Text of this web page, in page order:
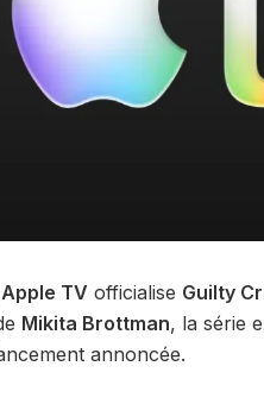
Apple TV officialise Guilty
Mikita Brottman, la série
annoncée.